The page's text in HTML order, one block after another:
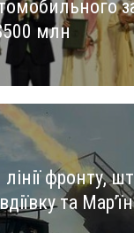
млн
фронту,
та